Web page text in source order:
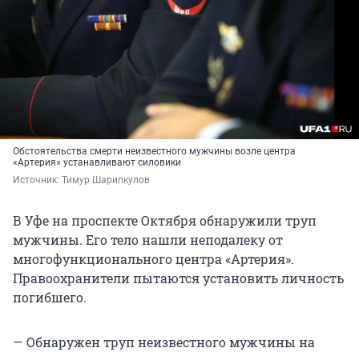
Обстоятельства смерти неизвестного мужчины возле центра
«Артерия» устанавливают силовики
Источник: Тимур Шарипкулов
В Уфе на проспекте Октября обнаружили труп
мужчины. Его тело нашли неподалеку от
многофункционального центра «Артерия».
Правоохранители пытаются установить личность
погибшего.
— Обнаружен труп неизвестного мужчины на